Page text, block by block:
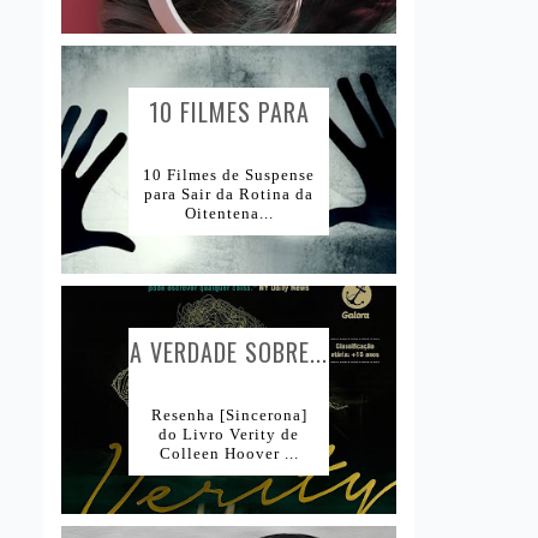
10 FILMES PARA
10 Filmes de Suspense
para Sair da Rotina da
Oitentena...
A VERDADE SOBRE...
Resenha [Sincerona]
do Livro Verity de
Colleen Hoover ...